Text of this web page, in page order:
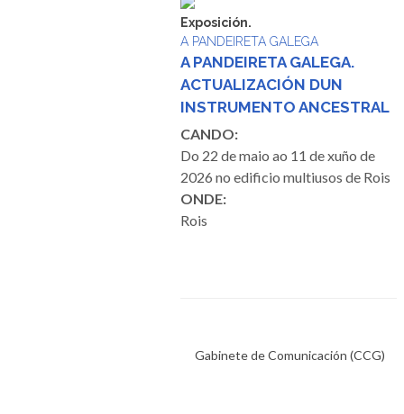
Exposición.
A PANDEIRETA GALEGA
A PANDEIRETA GALEGA.
ACTUALIZACIÓN DUN
INSTRUMENTO ANCESTRAL
CANDO:
Do 22 de maio ao 11 de xuño de
2026 no edificio multiusos de Rois
ONDE:
Rois
Gabinete de Comunicación (CCG)